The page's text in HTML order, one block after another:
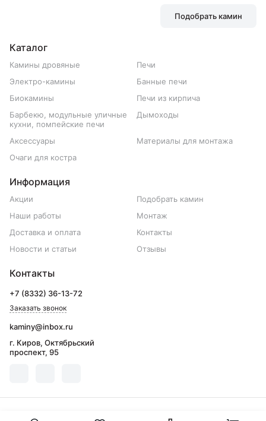
Подобрать камин
Каталог
Камины дровяные
Печи
Электро-камины
Банные печи
Биокамины
Печи из кирпича
Барбекю, модульные уличные
кухни, помпейские печи
Дымоходы
Аксессуары
Материалы для монтажа
Очаги для костра
Информация
Акции
Подобрать камин
Наши работы
Монтаж
Доставка и оплата
Контакты
Новости и статьи
Отзывы
Контакты
+7 (8332) 36-13-72
Заказать звонок
kaminy@inbox.ru
г. Киров, Октябрьский
проспект, 95
© 2001-2026 «Салон Каминов»